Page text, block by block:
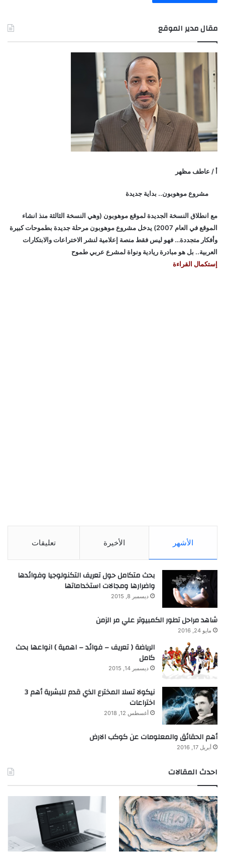
مقال مدير الموقع
أ / عاطف مظهر
مشروع موهوبون.. بداية جديدة
مع انطلاق النسخة الجديدة لموقع موهوبون (وهي النسخة الثالثة منذ انشاء
الموقع في العام 2007) يدخل مشروع موهوبون مرحلة جديدة بطموحات كبيرة
وأفكار متجددة… فهو ليس فقط منصة إعلامية لنشر الاختراعات والابتكارات
العربية.. بل هو مبادرة ريادية ونواة لمشرع عربي طموح
إستكمال القراءة
الأشهر الأخيرة تعليقات
بحث متكامل حول تعريف التكنولوجيا وفوائدها
واضرارها ومجالات استخداماتها
ديسمبر 8, 2015
شاهد مراحل تطور الكمبيوتر علي مر الزمن
مايو 24, 2016
الرياضة ( تعريف – فوائد – اهمية ) انواعها بحث
كامل
ديسمبر 14, 2015
نيكولا تسلا المخترع الذي قدم للبشرية أهم 3
اختراعات
أغسطس 12, 2018
أهم الحقائق والمعلومات عن كوكب الارض
أبريل 17, 2016
احدث المقالات